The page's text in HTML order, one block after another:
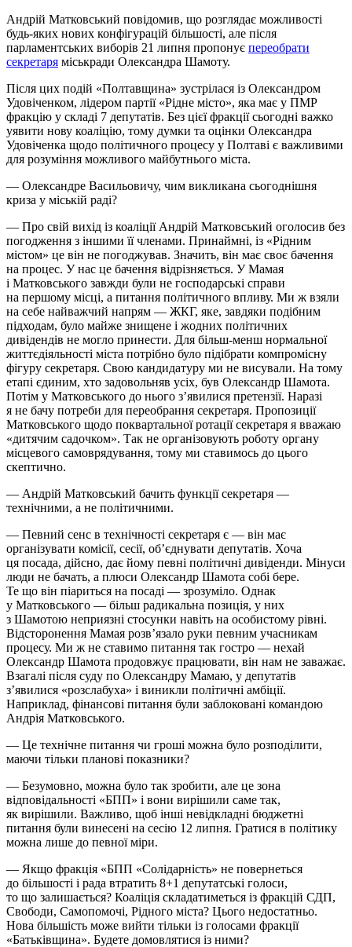
Андрій Матковський повідомив, що розглядає можливості
будь-яких нових конфігурацій більшості, але після
парламентських виборів 21 липня пропонує переобрати
секретаря міськради Олександра Шамоту.
Після цих подій «Полтавщина» зустрілася із Олександром
Удовіченком, лідером партії «Рідне місто», яка має у ПМР
фракцію у складі 7 депутатів. Без цієї фракції сьогодні важко
уявити нову коаліцію, тому думки та оцінки Олександра
Удовіченка щодо політичного процесу у Полтаві є важливими
для розуміння можливого майбутнього міста.
— Олександре Васильовичу, чим викликана сьогоднішня
криза у міській раді?
— Про свій вихід із коаліції Андрій Матковський оголосив без
погодження з іншими її членами. Принаймні, із «Рідним
містом» це він не погоджував. Значить, він має своє бачення
на процес. У нас це бачення відрізняється. У Мамая
і Матковського завжди були не господарські справи
на першому місці, а питання політичного впливу. Ми ж взяли
на себе найважчий напрям — ЖКГ, яке, завдяки подібним
підходам, було майже знищене і жодних політичних
дивідендів не могло принести. Для більш-менш нормальної
життєдіяльності міста потрібно було підібрати компромісну
фігуру секретаря. Свою кандидатуру ми не висували. На тому
етапі єдиним, хто задовольняв усіх, був Олександр Шамота.
Потім у Матковського до нього з’явилися претензії. Наразі
я не бачу потреби для переобрання секретаря. Пропозиції
Матковського щодо поквартальної ротації секретаря я вважаю
«дитячим садочком». Так не організовують роботу органу
місцевого самоврядування, тому ми ставимось до цього
скептично.
— Андрій Матковський бачить функції секретаря —
технічними, а не політичними.
— Певний сенс в технічності секретаря є — він має
організувати комісії, сесії, об’єднувати депутатів. Хоча
ця посада, дійсно, дає йому певні політичні дивіденди. Мінуси
люди не бачать, а плюси Олександр Шамота собі бере.
Те що він піариться на посаді — зрозуміло. Однак
у Матковського — більш радикальна позиція, у них
з Шамотою неприязні стосунки навіть на особистому рівні.
Відсторонення Мамая розв’язало руки певним учасникам
процесу. Ми ж не ставимо питання так гостро — нехай
Олександр Шамота продовжує працювати, він нам не заважає.
Взагалі після суду по Олександру Мамаю, у депутатів
з’явилися «розслабуха» і виникли політичні амбіції.
Наприклад, фінансові питання були заблоковані командою
Андрія Матковського.
— Це технічне питання чи гроші можна було розподілити,
маючи тільки планові показники?
— Безумовно, можна було так зробити, але це зона
відповідальності «БПП» і вони вирішили саме так,
як вирішили. Важливо, щоб інші невідкладні бюджетні
питання були винесені на сесію 12 липня. Гратися в політику
можна лише до певної міри.
— Якщо фракція «БПП «Солідарність» не повернеться
до більшості і рада втратить 8+1 депутатські голоси,
то що залишається? Коаліція складатиметься із фракцій СДП,
Свободи, Самопомочі, Рідного міста? Цього недостатньо.
Нова більшість може вийти тільки із голосами фракції
«Батьківщина». Будете домовлятися із ними?